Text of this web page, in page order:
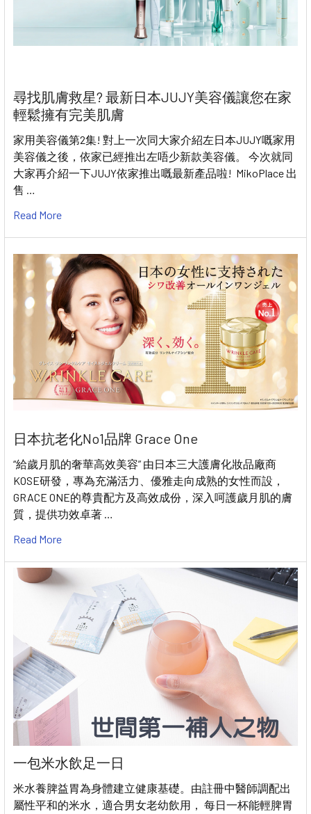
尋找肌膚救星? 最新日本JUJY美容儀讓您在家
輕鬆擁有完美肌膚
家用美容儀第2集! 對上一次同大家介紹左日本JUJY嘅家用
美容儀之後，依家已經推出左唔少新款美容儀。 今次就同
大家再介紹一下JUJY依家推出嘅最新產品啦! MikoPlace 出
售 …
Read More
日本抗老化No1品牌 Grace One
“給歲月肌的奢華高效美容” 由日本三大護膚化妝品廠商
KOSE研發，專為充滿活力、優雅走向成熟的女性而設，
GRACE ONE的尊貴配方及高效成份，深入呵護歲月肌的膚
質，提供功效卓著 …
Read More
一包米水飲足一日
米水養脾益胃為身體建立健康基礎。由註冊中醫師調配出
屬性平和的米水，適合男女老幼飲用， 每日一杯能輕脾胃